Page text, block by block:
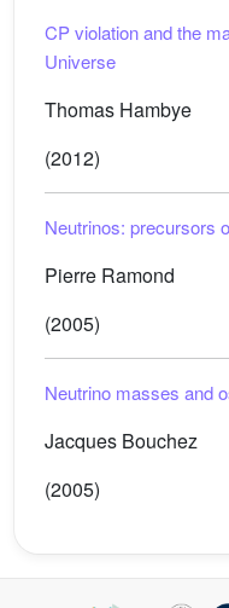
CP violation and the
Universe
Thomas Hambye
(2012)
Neutrinos: precursors
Pierre Ramond
(2005)
Neutrino masses and
Jacques Bouchez
(2005)